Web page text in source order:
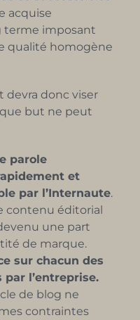
acquise
terme imposant
qualité homogène
devra donc viser
but ne peut
parole
et
par l’Internaute.
contenu éditorial
une part
de marque.
sur chacun des
l’entreprise.
de blog ne
contraintes